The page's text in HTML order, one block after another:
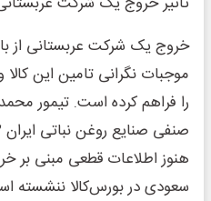
خروج یک شرکت عربستانی از
موجبات نگرانی تامین این
را فراهم کرده است. تیمور
هنوز اطلاعات قطعی مبنی بر
سعودی در بورس‌کالا ننشسته